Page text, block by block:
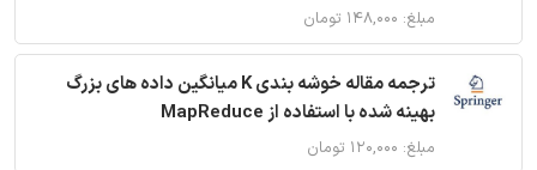
مبلغ: ۱۴۸,۰۰۰ تومان
ترجمه مقاله خوشه بندی K میانگین داده های بزرگ
بهینه شده با استفاده از MapReduce
مبلغ: ۱۲۰,۰۰۰ تومان